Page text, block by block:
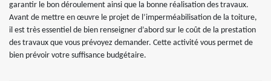
garantir le bon déroulement ainsi que la bonne réalisation des travaux.
Avant de mettre en œuvre le projet de l’imperméabilisation de la toiture,
il est très essentiel de bien renseigner d’abord sur le coût de la prestation
des travaux que vous prévoyez demander. Cette activité vous permet de
bien prévoir votre suffisance budgétaire.